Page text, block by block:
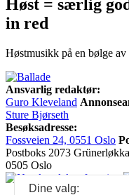
Høst = særlig
in red
Høstmusikk på en bølge av
Ansvarlig redaktør:
Guro Kleveland
Sture Bjørseth
Besøksadresse:
Fossveien 24, 0551 Oslo
Postboks 2073
0505 Oslo
Dine valg: